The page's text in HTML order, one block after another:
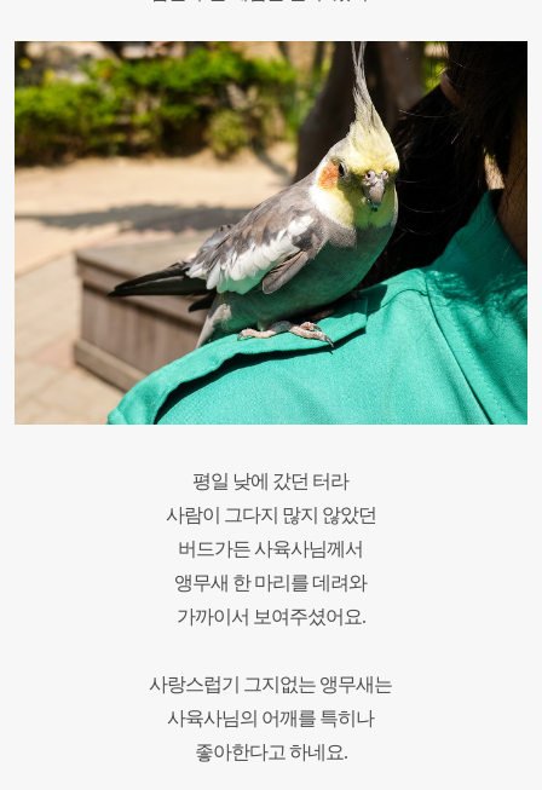
평일 낮에 갔던 터라
사람이 그다지 많지 않았던
버드가든사육사님께서
앵무새 한 마리를 데려와
가까이서 보여주셨어요.
사랑스럽기 그지없는 앵무새는
사육사님의 어깨를 특히나
좋아한다고 하네요.